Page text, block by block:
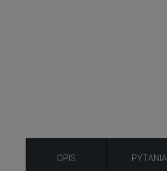
OPIS PYTANIA